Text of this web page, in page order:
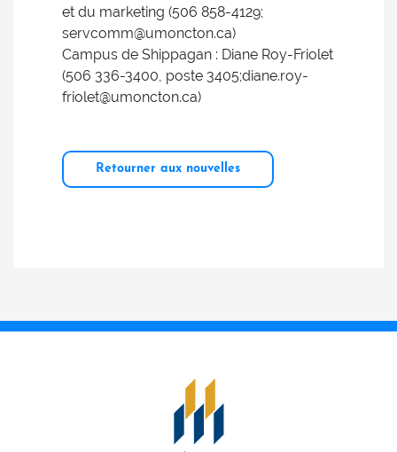
et du marketing (506 858-4129;
servcomm@umoncton.ca)
Campus de Shippagan : Diane Roy-Friolet
(506 336-3400, poste 3405;diane.roy-
friolet@umoncton.ca)
Retourner aux nouvelles